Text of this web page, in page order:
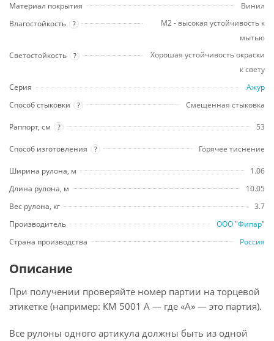
Описание
При получении проверяйте номер партии на торцевой
этикетке (например: КМ 5001 А — где «А» — это партия).
Все рулоны одного артикула должны быть из одной
Материал покрытия
Винил
Влагостойкость
?
М2 - высокая устойчивость к
мытью
Светостойкость
?
Хорошая устойчивость окраски
к свету
Серия
Ажур
Способ стыковки
? Смещенная стыковка
Раппорт, см ? 53
Способ изготовления ? Горячее тиснение
Ширина рулона, м
1.06
Длина рулона, м
10.05
Вес рулона, кг
3.7
Производитель
ООО "Фипар"
Страна производства
Россия